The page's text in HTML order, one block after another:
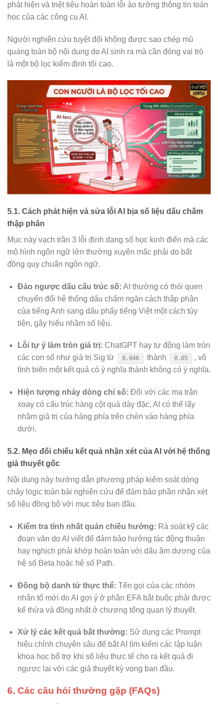
phát hiện và triệt tiêu hoàn toàn lỗi ảo tưởng thông tin toán
học của các công cụ AI.
Người nghiên cứu tuyệt đối không được sao chép mù
quáng toàn bộ nội dung do AI sinh ra mà cần đóng vai trò
là một bộ lọc kiểm định tối cao.
5.1. Cách phát hiện và sửa lỗi AI bịa số liệu dấu chấm
thập phân
Mục này vạch trần 3 lỗi định dạng số học kinh điển mà các
mô hình ngôn ngữ lớn thường xuyên mắc phải do bất
đồng quy chuẩn ngôn ngữ.
Đảo ngược dấu cấu trúc số: AI thường có thói quen
chuyển đổi hệ thống dấu chấm ngăn cách thập phân
của tiếng Anh sang dấu phẩy tiếng Việt một cách tùy
tiện, gây hiểu nhầm số liệu.
Lỗi tự ý làm tròn giá trị: ChatGPT hay tự động làm tròn
các con số như giá trị Sig từ
0.046 thành 0.05
, vô
tình biến một kết quả có ý nghĩa thành không có ý nghĩa.
Hiện tượng nhảy dòng chỉ số: Đối với các ma trận
xoay có cấu trúc hàng cột quá dày đặc, AI có thể lấy
nhầm giá trị của hàng phía trên chèn vào hàng phía
dưới.
5.2. Mẹo đối chiếu kết quả nhận xét của AI với hệ thống
giả thuyết gốc
Nội dung này hướng dẫn phương pháp kiểm soát dòng
chảy logic toàn bài nghiên cứu để đảm bảo phần nhận xét
số liệu đồng bộ với mục tiêu ban đầu.
Kiểm tra tính nhất quán chiều hướng: Rà soát kỹ các
đoạn văn do AI viết để đảm bảo hướng tác động thuận
hay nghịch phải khớp hoàn toàn với dấu âm dương của
hệ số Beta hoặc hệ số Path.
Đồng bộ danh từ thực thể: Tên gọi của các nhóm
nhân tố mới do AI gợi ý ở phần EFA bắt buộc phải được
kế thừa và đồng nhất ở chương tổng quan lý thuyết.
Xử lý các kết quả bất thường: Sử dụng các Prompt
hiệu chỉnh chuyên sâu để bắt AI tìm kiếm các lập luận
khoa học bổ trợ khi số liệu thực tế cho ra kết quả đi
ngược lại với các giả thuyết kỳ vọng ban đầu.
6. Các câu hỏi thường gặp (FAQs)